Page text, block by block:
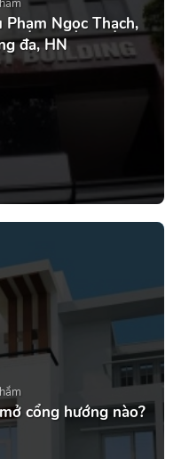
Ngọc Thạch,
đa, HN
cổng hướng nào?